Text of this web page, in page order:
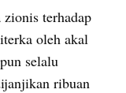
terhadap
oleh akal
selalu
ribuan